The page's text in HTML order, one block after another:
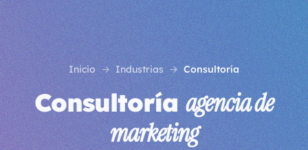
Inicio Industrias Consultoría
Consultoríaagencia de
marketing